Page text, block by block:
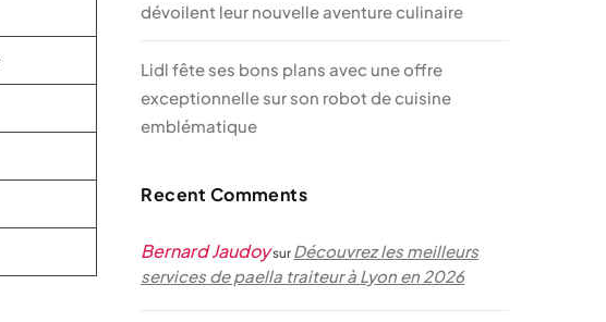
dévoilent leur nouvelle aventure culinaire
Lidl fête ses bons plans avec une offre
exceptionnelle sur son robot de cuisine
emblématique
Recent Comments
Bernard Jaudoysur Découvrez les meilleurs
services de paella traiteur à Lyon en 2026